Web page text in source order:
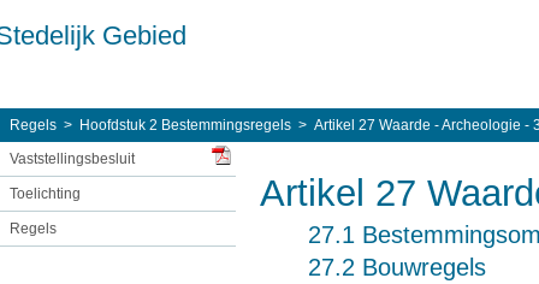
Gebied
Regels Hoofdstuk 2 Bestemmingsregels
Artikel 27 Waarde - Archeologie -
Vaststellingsbesluit
Toelichting
Regels
Artikel 27
27.1
27.2 Bouwregels